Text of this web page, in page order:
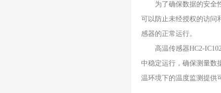
为了确保数据的安全性
可以防止未经授权的访问
感器的正常运行。
高温传感器HC2-IC102
中稳定运行，确保测量数
温环境下的温度监测提供